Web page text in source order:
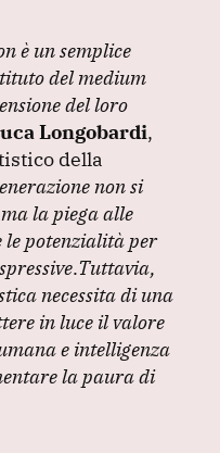
è un semplice
del medium
del loro
Longobardi,
della
non si
la piega alle
potenzialità per
.Tuttavia,
necessita di una
in luce il valore
e intelligenza
la paura di